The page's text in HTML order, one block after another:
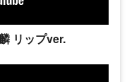
リップver.